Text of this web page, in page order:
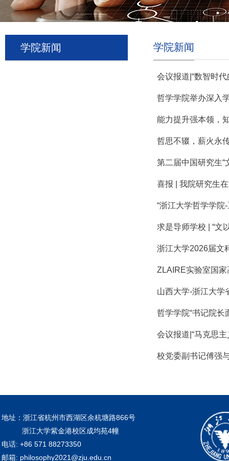
学院新闻 学院新闻
会议报道|“数智时
哲学学院举办深入
能力提升强本领，
哲思不辍，薪火永
第二届中国研究生“
喜报 | 我院研究生
“浙江大学哲学学院
求是导师学校 | “文
浙江大学2026届文
ZLAIRE实验室国
山西大学-浙江大学
哲学学院“书记院长
会议报道|“马克思
校党委副书记傅强
地址：浙江省杭州市西湖区余杭塘路866号
浙江大学紫金港校区成均苑4幢
电话: +86 571 88273350
邮箱: philosophy2021@zju.edu.cn